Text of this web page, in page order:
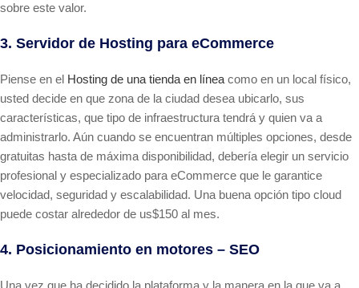
sobre este valor.
3. Servidor de Hosting para eCommerce
Piense en el Hosting de una tienda en línea como en un local físico,
usted decide en que zona de la ciudad desea ubicarlo, sus
características, que tipo de infraestructura tendrá y quien va a
administrarlo. Aún cuando se encuentran múltiples opciones, desde
gratuitas hasta de máxima disponibilidad, debería elegir un servicio
profesional y especializado para eCommerce que le garantice
velocidad, seguridad y escalabilidad. Una buena opción tipo cloud
puede costar alrededor de us$150 al mes.
4. Posicionamiento en motores – SEO